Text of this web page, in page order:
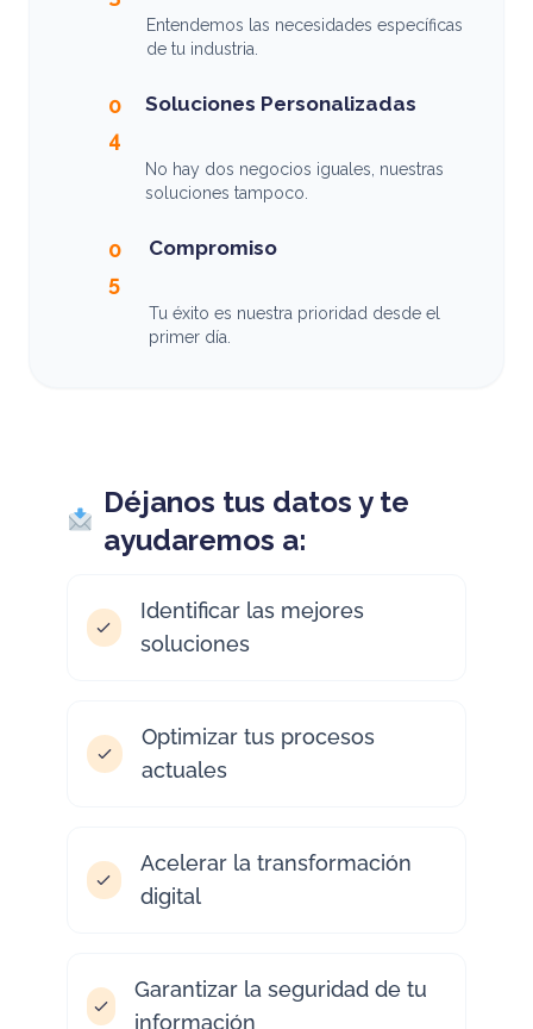
Entendemos las necesidades específicas
de tu industria.
0
4
Soluciones Personalizadas
No hay dos negocios iguales, nuestras
soluciones tampoco.
0
5
Compromiso
Tu éxito es nuestra prioridad desde el
primer día.
Déjanos tus datos y te
ayudaremos a:
Identificar las mejores
soluciones
Optimizar tus procesos
actuales
Acelerar la transformación
digital
Garantizar la seguridad de tu
información